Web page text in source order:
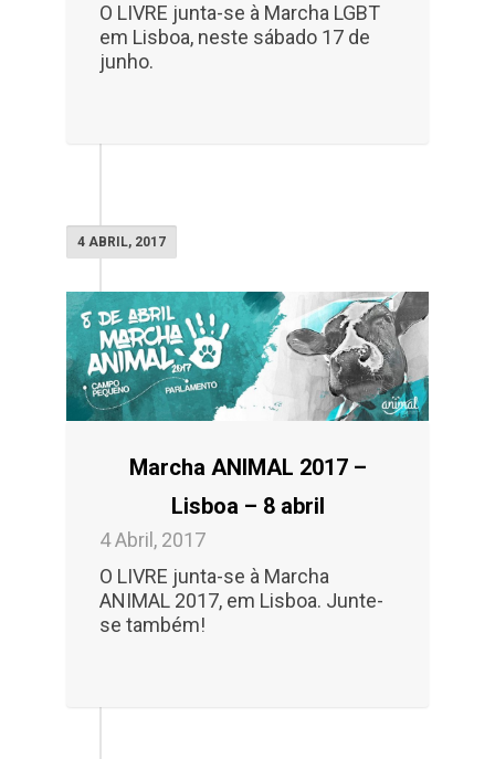
O LIVRE junta-se à Marcha LGBT
em Lisboa, neste sábado 17 de
junho.
4 ABRIL, 2017
Marcha ANIMAL 2017 –
Lisboa – 8 abril
4 Abril, 2017
O LIVRE junta-se à Marcha
ANIMAL 2017, em Lisboa. Junte-
se também!